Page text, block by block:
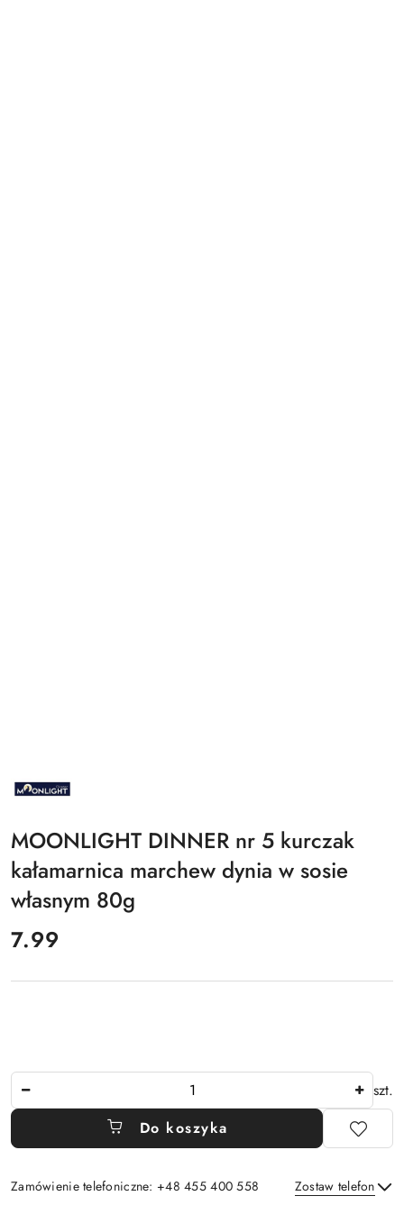
NAZWA
PRODUCENTA:
MOONLIGHT DINNER nr 5 kurczak
kałamarnica marchew dynia w sosie
własnym 80g
cena:
7.99
szt.
Do koszyka
Zamówienie telefoniczne: +48 455 400 558 Zostaw telefon